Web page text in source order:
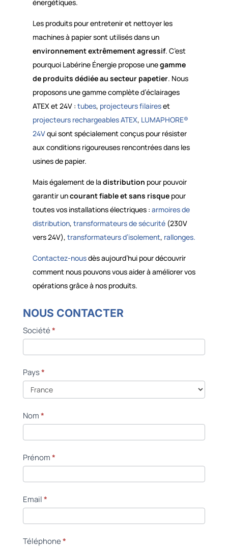
énergétiques.
Les produits pour entretenir et nettoyer les
machines à papier sont utilisés dans un
environnement extrêmement agressif. C’est
pourquoi Labérine Énergie propose unegamme
de produits dédiée au secteur papetier. Nous
proposons une gamme complète d’éclairages
ATEX et 24V : tubes, projecteurs filaireset
projecteurs rechargeables ATEX, LUMAPHORE®
24Vqui sont spécialement conçus pour résister
aux conditions rigoureuses rencontrées dans les
usines de papier.
Mais également de la distribution pour pouvoir
garantir uncourant fiable et sans risquepour
toutes vos installations électriques : armoires de
distribution, transformateurs de sécurité(230V
vers 24V), transformateurs d’isolement, rallonges.
Contactez-nousdès aujourd’hui pour découvrir
comment nous pouvons vous aider à améliorer vos
opérations grâce à nos produits.
NOUS
CONTACTER
NOUS CONTACTER
Société*
Pays*
Nom*
Prénom*
Email*
Téléphone*